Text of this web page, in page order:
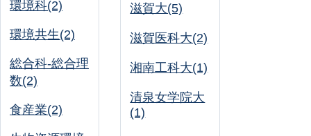
環境科(2)
環境共生(2)
総合科-総合理
数(2)
食産業(2)
滋賀大(5)
滋賀医科大(2)
湘南工科大(1)
清泉女学院大
(1)